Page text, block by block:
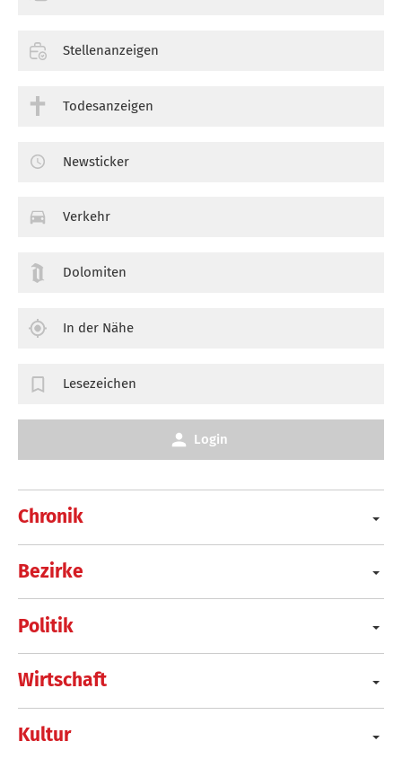
Chronik
Bezirke
Politik
Wirtschaft
Kultur
Stellenanzeigen
Todesanzeigen
Newsticker
Verkehr
Dolomiten
In der Nähe
Lesezeichen
Login